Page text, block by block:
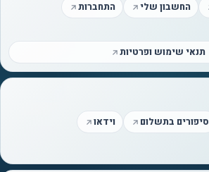
החשבון שלי
התחברות
תנאי שימוש ופרטיות
סיפורים בתשלום
וידאו